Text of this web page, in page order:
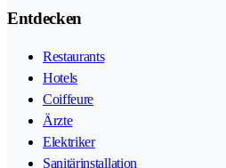
Entdecken
Restaurants
Hotels
Coiffeure
Ärzte
Elektriker
Sanitärinstallation